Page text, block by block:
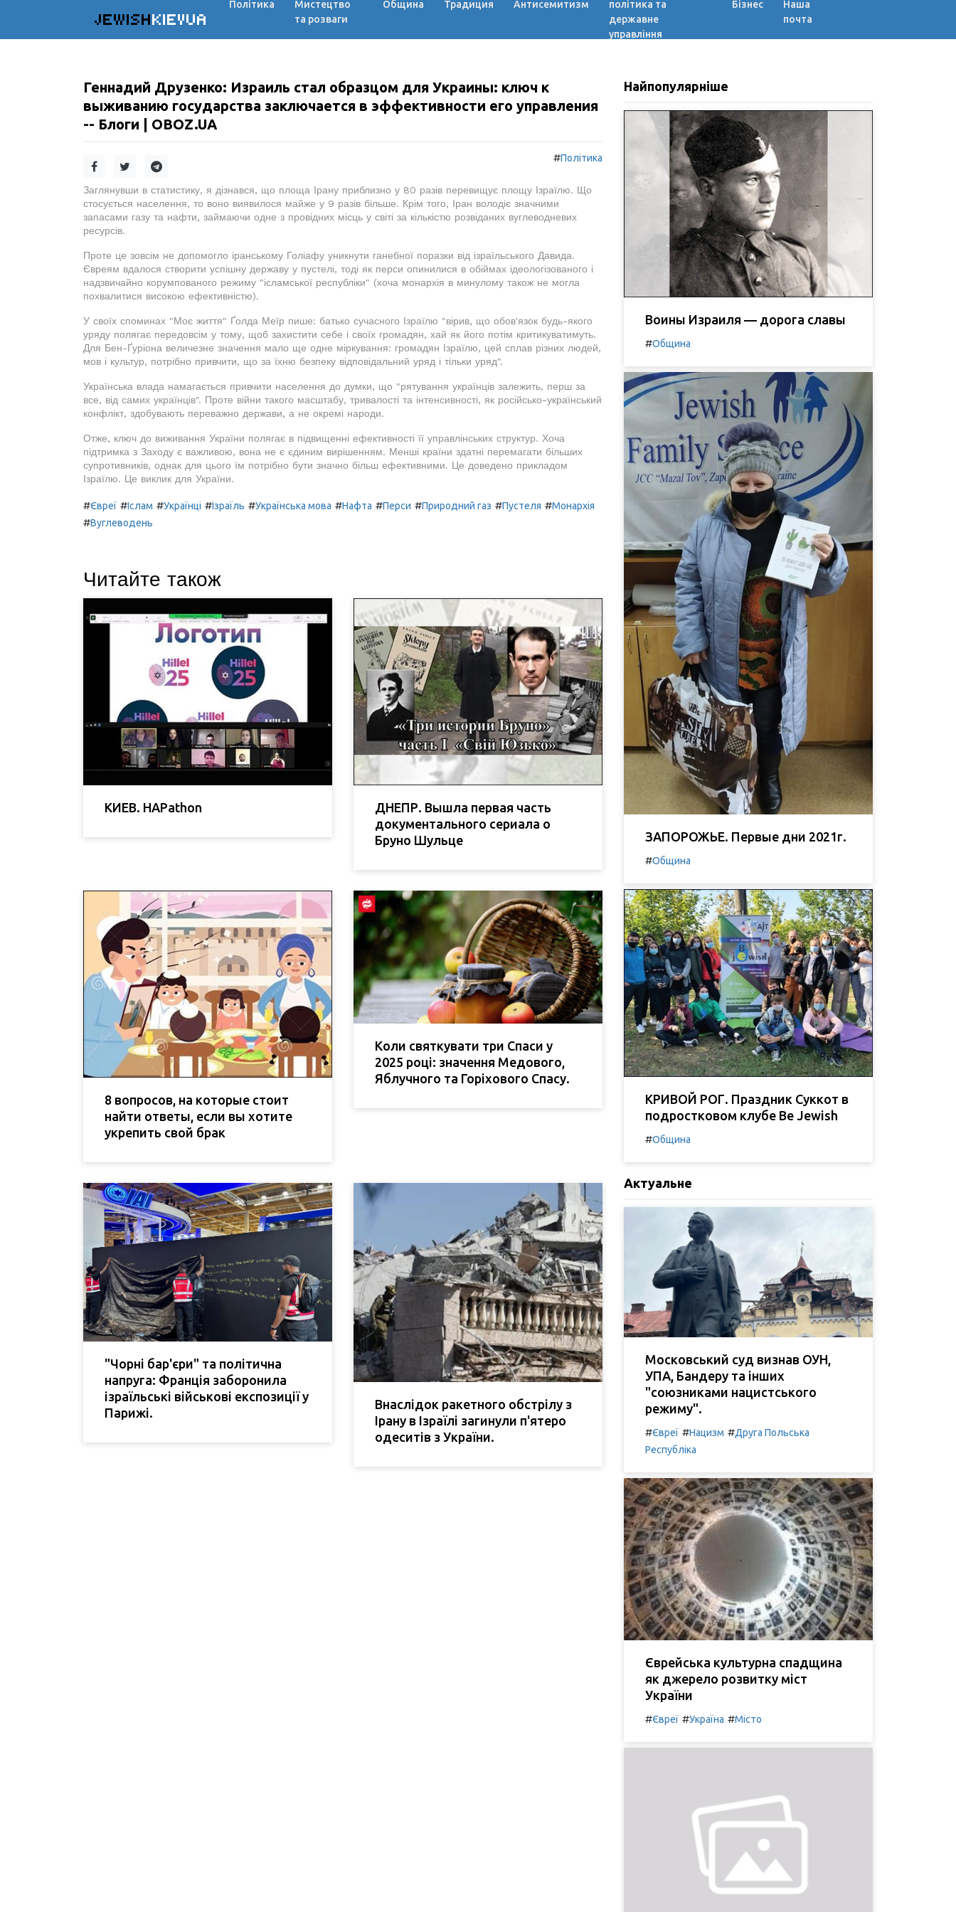
JEWISHKIEVUA
Політика
Мистецтво
та розваги
Община Традиция Антисемитизм
політика та
державне
управління
Бізнес
Наша
почта
Геннадий Друзенко: Израиль стал образцом для Украины: ключ к
выживанию государства заключается в эффективности его управления
-- Блоги | OBOZ.UA
#Політика
Заглянувши в статистику, я дізнався, що площа Ірану приблизно у 80 разів перевищує площу Ізраїлю. Що
стосується населення, то воно виявилося майже у 9 разів більше. Крім того, Іран володіє значними
запасами газу та нафти, займаючи одне з провідних місць у світі за кількістю розвіданих вуглеводневих
ресурсів.
Проте це зовсім не допомогло іранському Голіафу уникнути ганебної поразки від ізраїльського Давида.
Євреям вдалося створити успішну державу у пустелі, тоді як перси опинилися в обіймах ідеологізованого і
надзвичайно корумпованого режиму "ісламської республіки" (хоча монархія в минулому також не могла
похвалитися високою ефективністю).
У своїх споминах "Моє життя" Ґолда Меїр пише: батько сучасного Ізраїлю "вірив, що обов'язок будь-якого
уряду полягає передовсім у тому, щоб захистити себе і своїх громадян, хай як його потім критикуватимуть.
Для Бен-Ґуріона величезне значення мало ще одне міркування: громадян Ізраїлю, цей сплав різних людей,
мов і культур, потрібно привчити, що за їхню безпеку відповідальний уряд і тільки уряд".
Українська влада намагається привчити населення до думки, що "рятування українців залежить, перш за
все, від самих українців". Проте війни такого масштабу, тривалості та інтенсивності, як російсько-український
конфлікт, здобувають переважно держави, а не окремі народи.
Отже, ключ до виживання України полягає в підвищенні ефективності її управлінських структур. Хоча
підтримка з Заходу є важливою, вона не є єдиним вирішенням. Менші країни здатні перемагати більших
супротивників, однак для цього їм потрібно бути значно більш ефективними. Це доведено прикладом
Ізраїлю. Це виклик для України.
#Євреї #Іслам #Українці #Ізраїль #Українська мова #Нафта #Перси #Природний газ #Пустеля #Монархія
#Вуглеводень
Читайте також
КИЕВ. HAPathon
ДНЕПР. Вышла первая часть
документального сериала о
Бруно Шульце
8 вопросов, на которые стоит
найти ответы, если вы хотите
укрепить свой брак
Коли святкувати три Спаси у
2025 році: значення Медового,
Яблучного та Горіхового Спасу.
"Чорні бар'єри" та політична
напруга: Франція заборонила
ізраїльські військові експозиції у
Парижі.
Внаслідок ракетного обстрілу з
Ірану в Ізраїлі загинули п'ятеро
одеситів з України.
Найпопулярніше
Воины Израиля — дорога славы
#Община
ЗАПОРОЖЬЕ. Первые дни 2021г.
#Община
КРИВОЙ РОГ. Праздник Суккот в
подростковом клубе Be Jewish
#Община
Актуальне
Московський суд визнав ОУН,
УПА, Бандеру та інших
"союзниками нацистського
режиму".
#Євреї #Нацизм #Друга Польська
Республіка
Єврейська культурна спадщина
як джерело розвитку міст
України
#Євреї #Україна #Місто